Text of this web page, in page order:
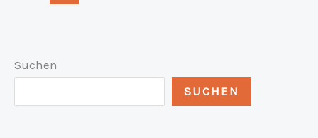
Suchen
SUCHEN